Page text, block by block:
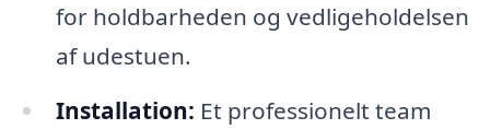
for holdbarheden og vedligeholdelsen
af udestuen.
Installation: Et professionelt team